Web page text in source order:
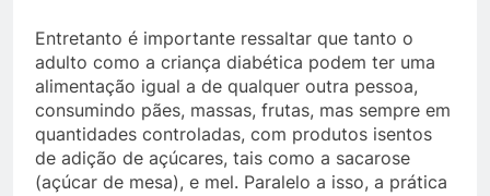
Entretanto é importante ressaltar que tanto o
adulto como a criança diabética podem ter uma
alimentação igual a de qualquer outra pessoa,
consumindo pães, massas, frutas, mas sempre em
quantidades controladas, com produtos isentos
de adição de açúcares, tais como a sacarose
(açúcar de mesa), e mel. Paralelo a isso, a prática